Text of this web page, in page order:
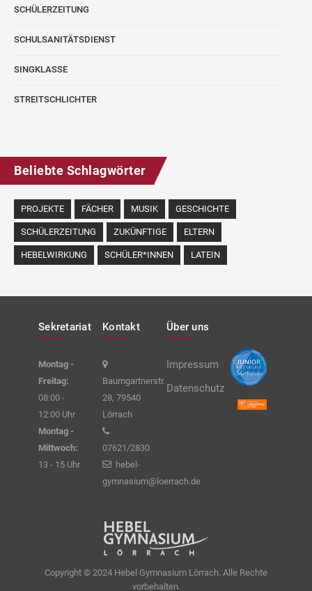
SCHÜLERZEITUNG
SCHULSANITÄTSDIENST
SINGKLASSE
STREITSCHLICHTER
Beliebte Schlagwörter
PROJEKTE FÄCHER MUSIK GESCHICHTE
SCHÜLERZEITUNG ZUKÜNFTIGE ELTERN
HEBELWIRKUNG SCHÜLER*INNEN LATEIN
Sekretariat
Montag -
Freitag:
08:00 -
12:00 Uhr
Montag -
Mittwoch:
13 - 15 Uhr
Kontakt
Baumgartnerstr.
28, 79540
Lörrach
07621/2830
hebel-
gymnasium@loerrach.de
Über uns
Impressum
Datenschutz
Copyright © 2024 Hebel Gymnasium Lörrach. Alle Rechte
vorbehalten.